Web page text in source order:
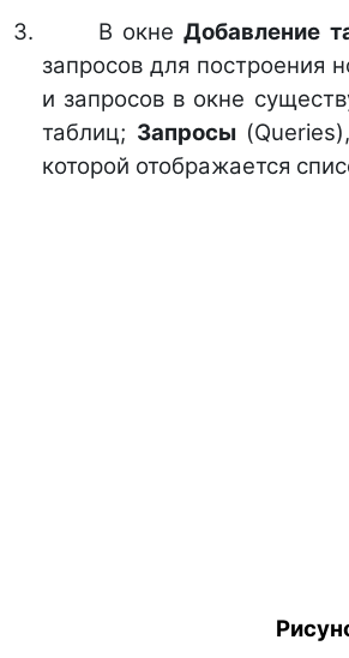
3.
В окнеДобавление
запросов для построения
и запросов в окне
таблиц; Запросы
которой отображается